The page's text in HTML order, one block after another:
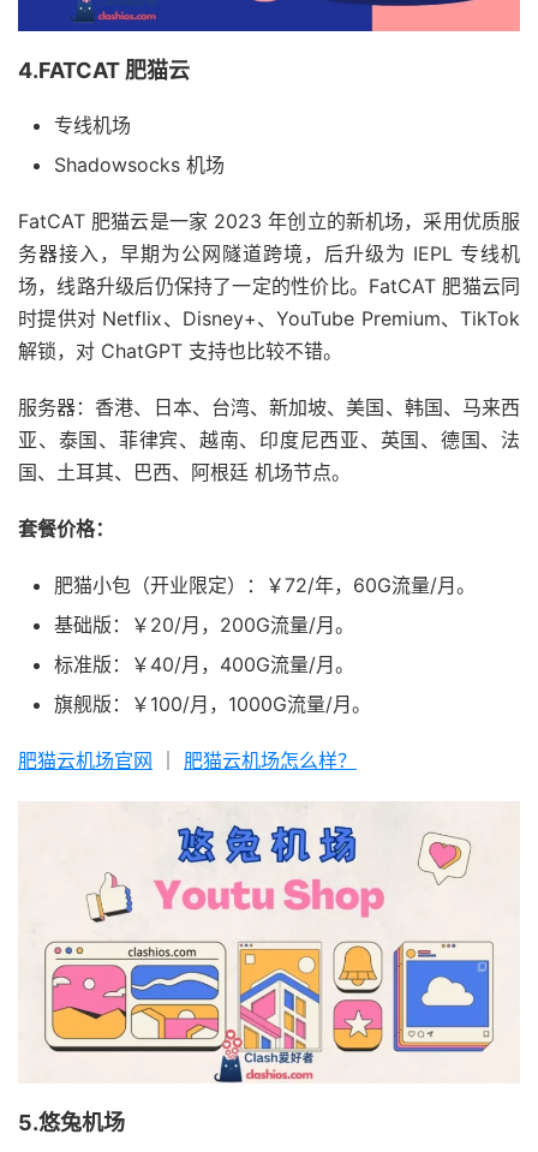
4.FATCAT 肥猫云
专线机场
Shadowsocks 机场
FatCAT 肥猫云是一家 2023 年创立的新机场，采用优质服
务器接入，早期为公网隧道跨境，后升级为 IEPL 专线机
场，线路升级后仍保持了一定的性价比。FatCAT 肥猫云同
时提供对 Netflix、Disney+、YouTube Premium、TikTok
解锁，对 ChatGPT 支持也比较不错。
服务器：香港、日本、台湾、新加坡、美国、韩国、马来西
亚、泰国、菲律宾、越南、印度尼西亚、英国、德国、法
国、土耳其、巴西、阿根廷 机场节点。
套餐价格：
肥猫小包（开业限定）：￥72/年，60G流量/月。
基础版：￥20/月，200G流量/月。
标准版：￥40/月，400G流量/月。
旗舰版：￥100/月，1000G流量/月。
肥猫云机场官网 肥猫云机场怎么样？
5.悠兔机场